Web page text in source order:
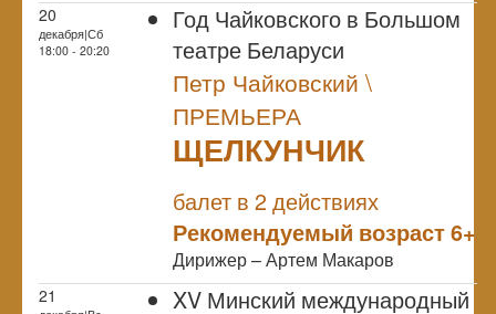
20
декабря|Сб
18:00 - 20:20
Год Чайковского в Большом
театре Беларуси
Петр Чайковский \
ПРЕМЬЕРА
ЩЕЛКУНЧИК
балет в 2 действиях
Рекомендуемый возраст 6+
Дирижер – Артем Макаров
21
XV Минский международный